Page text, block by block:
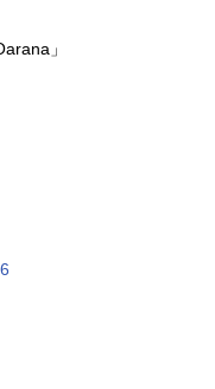
」